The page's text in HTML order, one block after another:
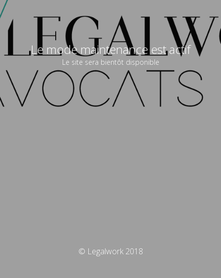
Le mode maintenance est actif
Le site sera bientôt disponible
© Legalwork 2018